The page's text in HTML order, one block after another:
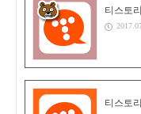
티스토
티스토